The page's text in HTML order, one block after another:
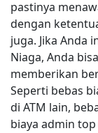
pastinya
dengan
juga. Jika Anda
Niaga, Anda
memberikan
Seperti bebas
di ATM lain,
biaya admin